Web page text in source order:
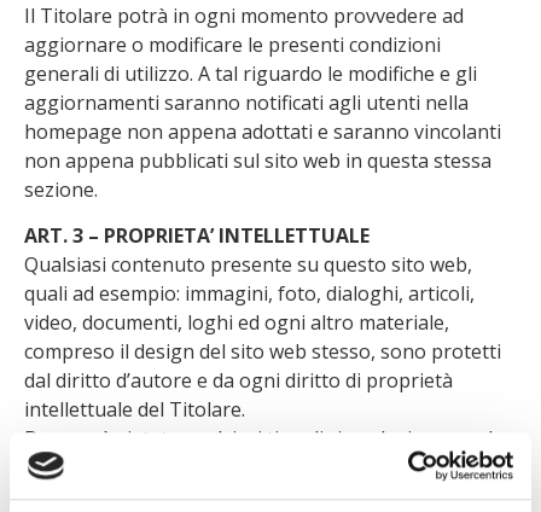
Il Titolare potrà in ogni momento provvedere ad
aggiornare o modificare le presenti condizioni
generali di utilizzo. A tal riguardo le modifiche e gli
aggiornamenti saranno notificati agli utenti nella
homepage non appena adottati e saranno vincolanti
non appena pubblicati sul sito web in questa stessa
sezione.
ART. 3 – PROPRIETA’ INTELLETTUALE
Qualsiasi contenuto presente su questo sito web,
quali ad esempio: immagini, foto, dialoghi, articoli,
video, documenti, loghi ed ogni altro materiale,
compreso il design del sito web stesso, sono protetti
dal diritto d’autore e da ogni diritto di proprietà
intellettuale del Titolare.
Dunque è vietata qualsiasi tipo di riproduzione, anche
soltanto parziale, del sito web e dei suoi contenuti,
senza il consenso in forma scritta del Titolare.